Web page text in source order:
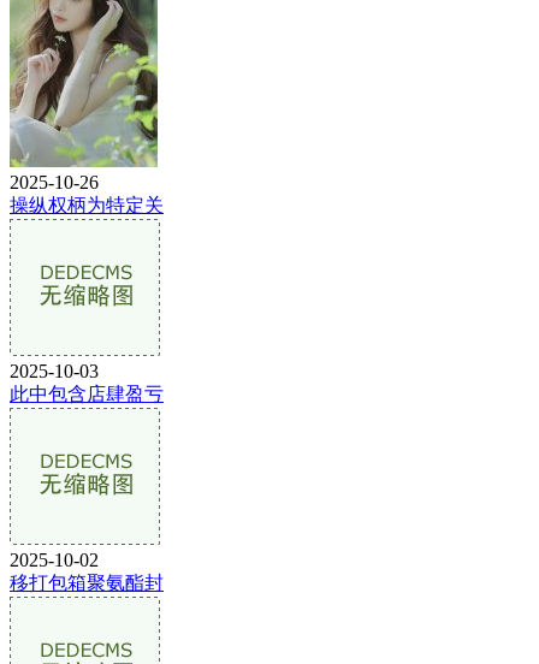
2025-10-26
操纵权柄为特定关
2025-10-03
此中包含店肆盈亏
2025-10-02
移打包箱聚氨酯封